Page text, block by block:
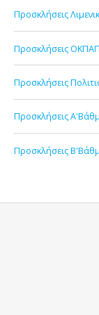
Προσκλήσεις
Προσκλήσεις
Προσκλήσεις
Προσκλήσεις
Προσκλήσεις